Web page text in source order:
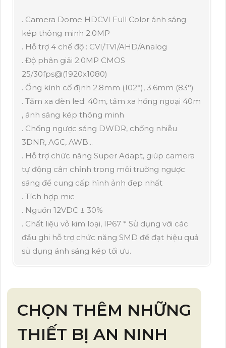
. Camera Dome HDCVI Full Color ánh sáng
kép thông minh 2.0MP
. Hỗ trợ 4 chế độ : CVI/TVI/AHD/Analog
. Độ phân giải 2.0MP CMOS
25/30fps@(1920x1080)
. Ống kính cố định 2.8mm (102°), 3.6mm (83°)
. Tầm xa đèn led: 40m, tầm xa hồng ngoại 40m
, ánh sáng kép thông minh
. Chống ngược sáng DWDR, chống nhiễu
3DNR, AGC, AWB...
. Hỗ trợ chức năng Super Adapt, giúp camera
tự động cân chỉnh trong môi trường ngược
sáng để cung cấp hình ảnh đẹp nhất
. Tích hợp mic
. Nguồn 12VDC ± 30%
. Chất liệu vỏ kim loại, IP67 * Sử dụng với các
đầu ghi hỗ trợ chức năng SMD để đạt hiệu quả
sử dụng ánh sáng kép tối ưu.
CHỌN THÊM NHỮNG
THIẾT BỊ AN NINH